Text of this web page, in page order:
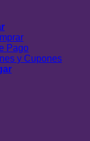
Pago
y Cupones